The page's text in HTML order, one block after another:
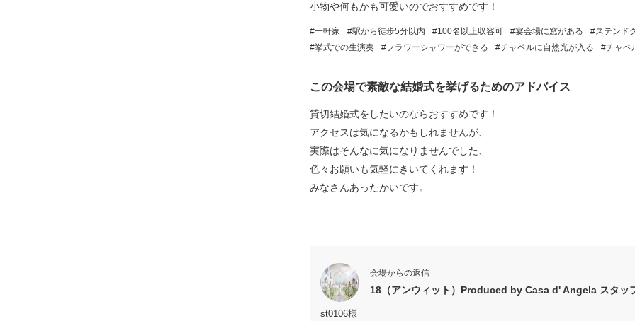
小物や何もかも可愛いのでおすすめです！
一軒家 駅から徒歩5分以内 100名以上収容可 宴会場に窓がある ステンド
挙式での生演奏
フラワーシャワーができる チャペルに自然光が入る チャペ
この会場で素敵な結婚式を挙げるためのアドバイス
貸切結婚式をしたいのならおすすめです！
アクセスは気になるかもしれませんが、
実際はそんなに気になりませんでした、
色々お願いも気軽にきいてくれます！
みなさんあったかいです。
会場からの返信
18（アンウィット）Produced by Casa d' Angela スタッ
st0106様